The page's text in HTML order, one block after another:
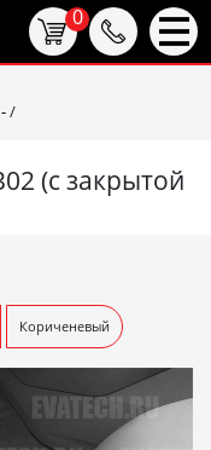
/
(с закрытой
Кориченевый
0